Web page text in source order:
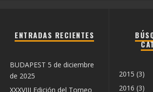
ENTRADAS RECIENTES
BUDAPEST 5 de diciembre
de 2025
XXXVIII Edición del Torneo
2015 (3)
2016 (3)